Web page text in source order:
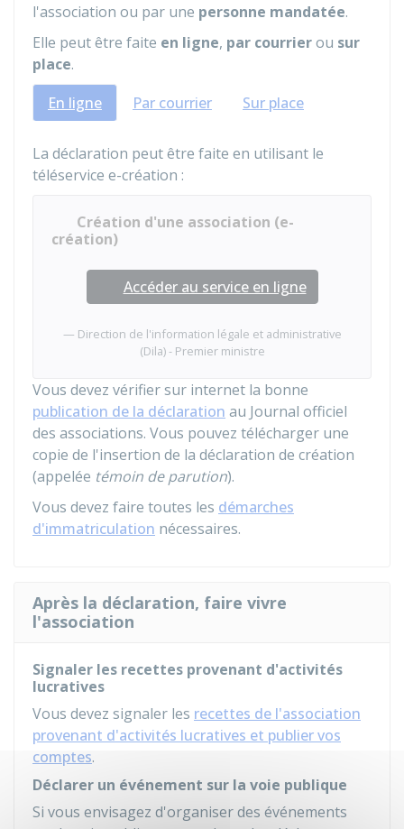
l'association ou par une personne mandatée.
Elle peut être faite en ligne, par courrierou sur
place.
En ligne
Par courrier Sur place
La déclaration peut être faite en utilisant le
téléservice e-création :
Création d'une association (e-
création)
Accéder au service en ligne
Direction de l'information légale et administrative
(Dila) - Premier ministre
Vous devez vérifier sur internet la bonne
publication de la déclaration au Journal officiel
des associations. Vous pouvez télécharger une
copie de l'insertion de la déclaration de création
(appelée témoin de parution).
Vous devez faire toutes les démarches
d'immatriculation nécessaires.
Après la déclaration, faire vivre
l'association
Signaler les recettes provenant d'activités
lucratives
Vous devez signaler les recettes de l'association
provenant d'activités lucratives et publier vos
comptes.
Déclarer un événement sur la voie publique
Si vous envisagez d'organiser des événements